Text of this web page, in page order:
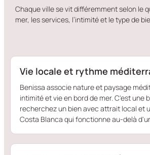
Chaque ville se vit différemment selon le
mer, les services, l’intimité et le type de
Vie locale et rythme
Benissa associe nature et paysage
intimité et vie en bord de mer. C'est une
recherchez un bien avec attrait local et
Costa Blanca qui fonctionne au-delà